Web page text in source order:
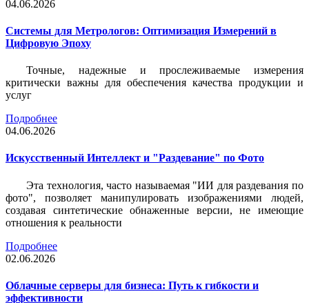
04.06.2026
Системы для Метрологов: Оптимизация Измерений в
Цифровую Эпоху
Точные, надежные и прослеживаемые измерения
критически важны для обеспечения качества продукции и
услуг
Подробнее
04.06.2026
Искусственный Интеллект и "Раздевание" по Фото
Эта технология, часто называемая "ИИ для раздевания по
фото", позволяет манипулировать изображениями людей,
создавая синтетические обнаженные версии, не имеющие
отношения к реальности
Подробнее
02.06.2026
Облачные серверы для бизнеса: Путь к гибкости и
эффективности